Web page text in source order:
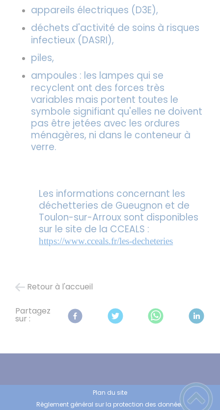
appareils électriques (D3E),
déchets d'activité de soins à risques
infectieux (DASRI),
piles,
ampoules : les lampes qui se
recyclent ont des forces très
variables mais portent toutes le
symbole signifiant qu'elles ne doivent
pas être jetées avec les ordures
ménagères, ni dans le conteneur à
verre.
Les informations concernant les
déchetteries de Gueugnon et de
Toulon-sur-Arroux sont disponibles
sur le site de la CCEALS :
https://www.cceals.fr/les-decheteries
Retour à l'accueil
Partagez
sur :
Plan du site
Règlement général sur la protection des données